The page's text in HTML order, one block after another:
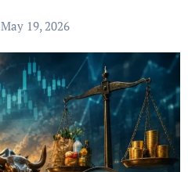
May 19, 2026